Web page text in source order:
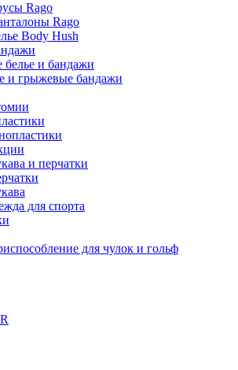
Rago
Rago
Body Hush
и бандажи
и грыжевые бандажи
и перчатки
для спорта
для чулок и гольф